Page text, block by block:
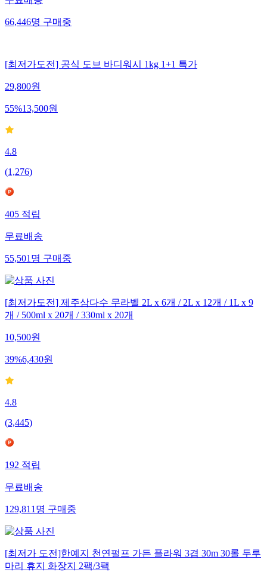
66,446명 구매중
[최저가도전] 공식 도브 바디워시 1kg 1+1 특가
29,800원
55%13,500원
4.8
(1,276)
405 적립
무료배송
55,501 명 구매중
[최저가도전] 제주삼다수 무라벨 2L x 6개 / 2L x 12개 / 1L x 9
개 / 500ml x 20개 / 330ml x 20개
10,500원
39%6,430원
4.8
(3,445)
192 적립
무료배송
129,811 명 구매중
[최저가 도전]한예지 천연펄프 가든 플라워 3겹 30m 30롤 두루
마리 휴지 화장지 2팩/3팩